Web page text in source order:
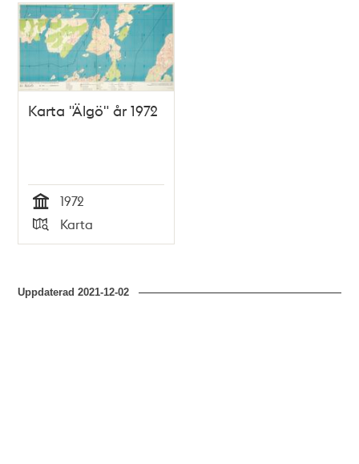
Karta "Älgö" år 1972
Tid
1972
Typ
Karta
Uppdaterad2021-12-02